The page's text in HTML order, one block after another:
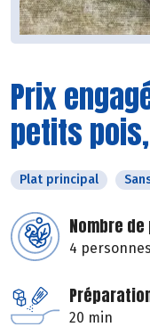
Prix
petits
Plat principal
Nombre
4 personnes
20 min